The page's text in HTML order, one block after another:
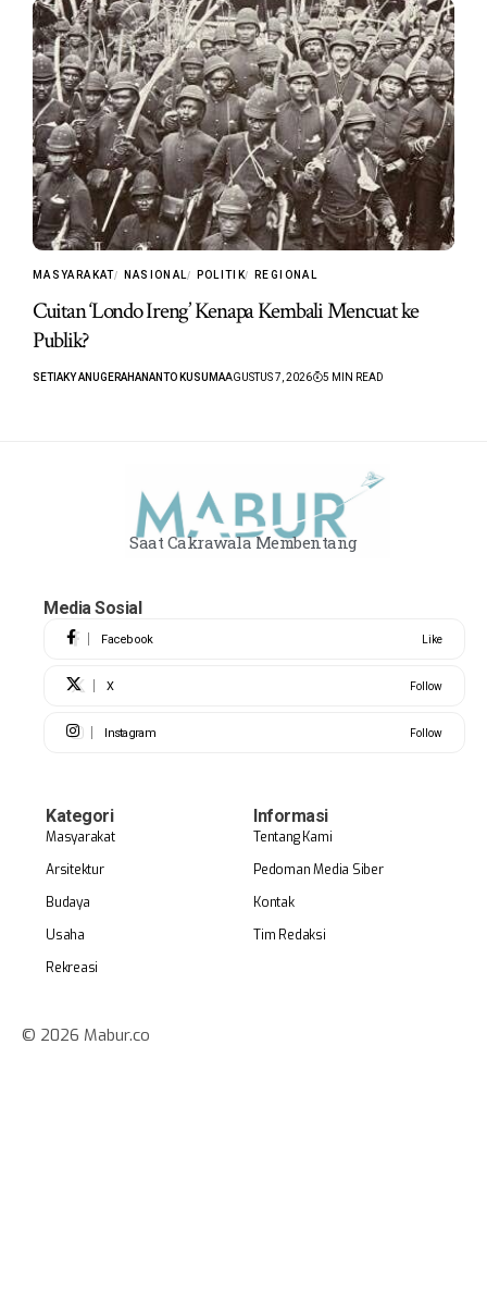
MASYARAKAT NASIONAL POLITIK REGIONAL
Cuitan ‘Londo Ireng’ Kenapa Kembali Mencuat ke
Publik?
SETIAKY ANUGERAHANANTO KUSUMAAGUSTUS 7, 2026 5 MIN READ
Saat Cakrawala Membentang
Media Sosial
Facebook Like
X Follow
Instagram Follow
Kategori
Masyarakat
Arsitektur
Budaya
Usaha
Rekreasi
Informasi
Tentang Kami
Pedoman Media Siber
Kontak
Tim Redaksi
© 2026 Mabur.co